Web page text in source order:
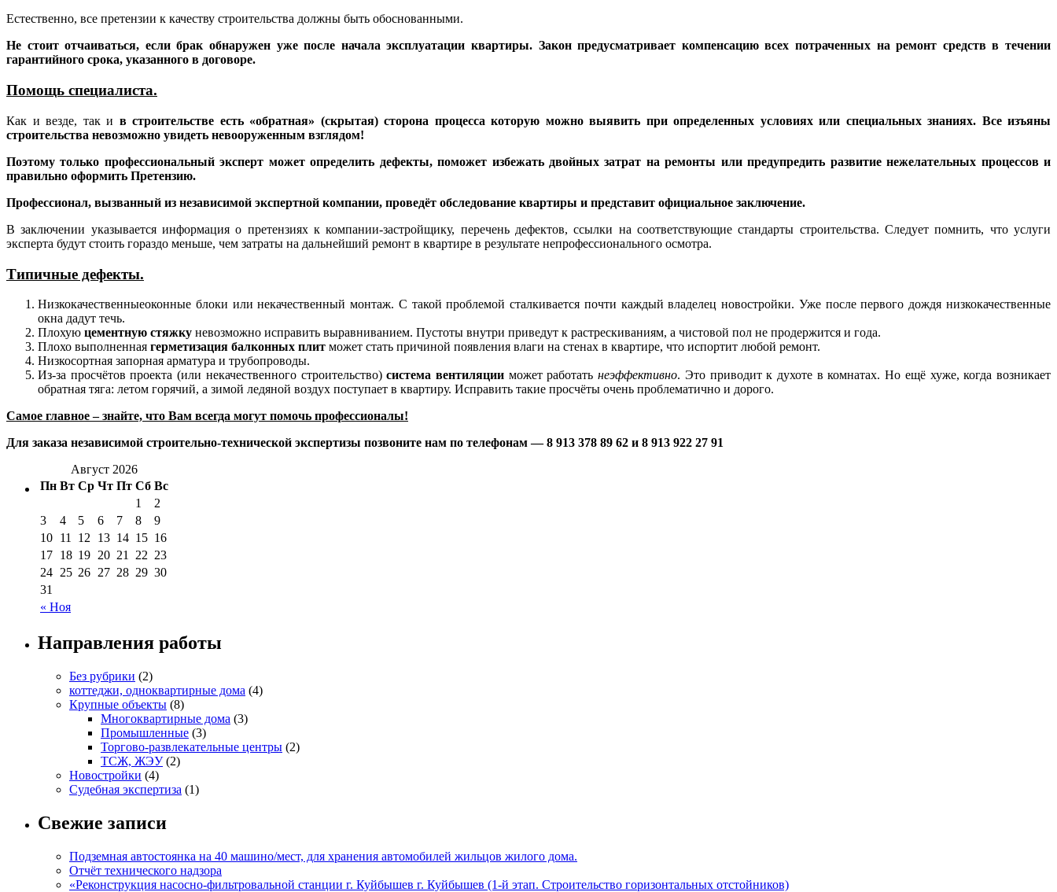
Естественно, все претензии к качеству строительства должны быть обоснованными.
Не стоит отчаиваться, если брак обнаружен уже после начала эксплуатации квартиры. Закон предусматривает компенсацию всех потраченных на ремонт средств в течении
гарантийного срока, указанного в договоре.
Помощь специалиста.
Как и везде, так и в строительстве есть «обратная» (скрытая) сторона процесса которую можно выявить при определенных условиях или специальных знаниях. Все изъяны
строительства невозможно увидеть невооруженным взглядом!
Поэтому только профессиональный эксперт может определить дефекты, поможет избежать двойных затрат на ремонты или предупредить развитие нежелательных процессов и
правильно оформить Претензию.
Профессионал, вызванный из независимой экспертной компании, проведёт обследование квартиры и представит официальное заключение.
В заключении указывается информация о претензиях к компании-застройщику, перечень дефектов, ссылки на соответствующие стандарты строительства. Следует помнить, что услуги
эксперта будут стоить гораздо меньше, чем затраты на дальнейший ремонт в квартире в результате непрофессионального осмотра.
Типичные дефекты.
Низкокачественныеоконные блоки или некачественный монтаж. С такой проблемой сталкивается почти каждый владелец новостройки. Уже после первого дождя низкокачественные
окна дадут течь.
Плохую цементную стяжку невозможно исправить выравниванием. Пустоты внутри приведут к растрескиваниям, а чистовой пол не продержится и года.
Плохо выполненная герметизация балконных плит может стать причиной появления влаги на стенах в квартире, что испортит любой ремонт.
Низкосортная запорная арматура и трубопроводы.
Из-за просчётов проекта (или некачественного строительство)система вентиляции может работатьнеэффективно. Это приводит к духоте в комнатах. Но ещё хуже, когда возникает
обратная тяга: летом горячий, а зимой ледяной воздух поступает в квартиру. Исправить такие просчёты очень проблематично и дорого.
Самое главное – знайте, что Вам всегда могут помочь профессионалы!
Для заказа независимой строительно-технической экспертизы позвоните нам по телефонам — 8 913 378 89 62 и 8 913 922 27 91
Август 2026
Пн Вт Ср Чт Пт Сб Вс
« Ноя
1
2
3
4 5 6 7 8
9
10 11 12 13 14 15 16
17 18 19 20 21 22 23
24 25 26 27 28 29 30
31
Направления работы
Без рубрики (2)
коттеджи, одноквартирные дома (4)
Крупные объекты (8)
Многоквартирные дома (3)
Промышленные (3)
Торгово-развлекательные центры (2)
ТСЖ, ЖЭУ(2)
Новостройки (4)
Судебная экспертиза (1)
Свежие записи
Подземная автостоянка на 40 машино/мест, для хранения автомобилей жильцов жилого дома.
Отчёт технического надзора
«Реконструкция насосно-фильтровальной станции г. Куйбышев г. Куйбышев (1-й этап. Строительство горизонтальных отстойников)